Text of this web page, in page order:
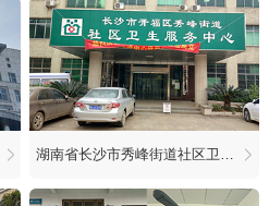
湖南省长沙市秀峰街道社区卫生服务中心